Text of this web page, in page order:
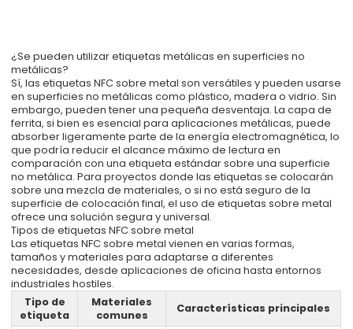
¿Se pueden utilizar etiquetas metálicas en superficies no
metálicas?
Sí, las etiquetas NFC sobre metal son versátiles y pueden usarse
en superficies no metálicas como plástico, madera o vidrio. Sin
embargo, pueden tener una pequeña desventaja. La capa de
ferrita, si bien es esencial para aplicaciones metálicas, puede
absorber ligeramente parte de la energía electromagnética, lo
que podría reducir el alcance máximo de lectura en
comparación con una etiqueta estándar sobre una superficie
no metálica. Para proyectos donde las etiquetas se colocarán
sobre una mezcla de materiales, o si no está seguro de la
superficie de colocación final, el uso de etiquetas sobre metal
ofrece una solución segura y universal.
Tipos de etiquetas NFC sobre metal
Las etiquetas NFC sobre metal vienen en varias formas,
tamaños y materiales para adaptarse a diferentes
necesidades, desde aplicaciones de oficina hasta entornos
industriales hostiles.
Tipo de
etiqueta
Materiales
comunes
Características principales